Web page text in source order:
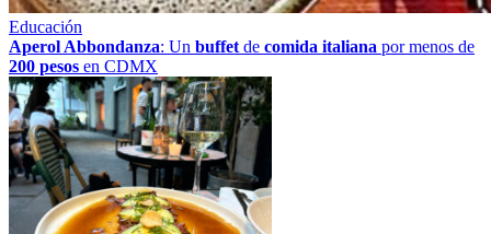
Educación
Aperol Abbondanza: Un buffet de comida italiana por menos de
200 pesos en CDMX